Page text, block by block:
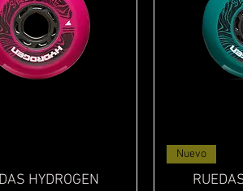
HYDROGEN
Nuevo